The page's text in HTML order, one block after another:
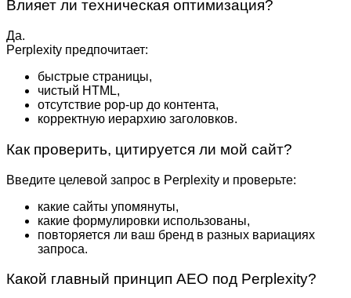
Влияет ли техническая оптимизация?
Да.
Perplexity предпочитает:
быстрые страницы,
чистый HTML,
отсутствие pop-up до контента,
корректную иерархию заголовков.
Как проверить, цитируется ли мой сайт?
Введите целевой запрос в Perplexity и проверьте:
какие сайты упомянуты,
какие формулировки использованы,
повторяется ли ваш бренд в разных вариациях
запроса.
Какой главный принцип AEO под Perplexity?